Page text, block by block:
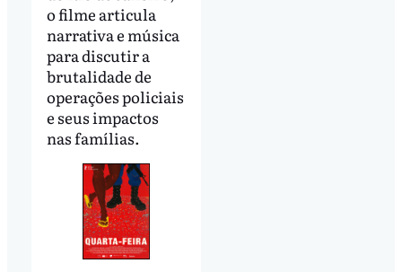
o filme articula
narrativa e música
para discutir a
brutalidade de
operações policiais
e seus impactos
nas famílias.